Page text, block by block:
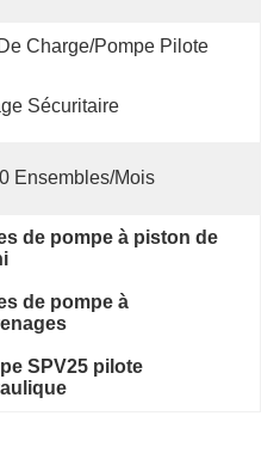
Charge/pompe Pilote
Sécuritaire
Ensembles/mois
de pompe à piston de
de pompe à
SPV25 pilote